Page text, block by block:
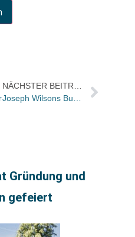
Gründung und
gefeiert